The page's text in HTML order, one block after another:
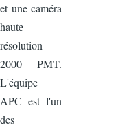
et une caméra
haute
résolution
2000 PMT.
L'équipe
APC est l'un
des